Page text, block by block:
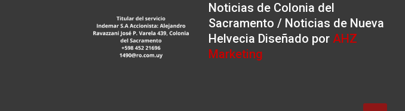
Noticias de Colonia del
Sacramento / Noticias de Nueva
Helvecia Diseñado por AHZ
Marketing